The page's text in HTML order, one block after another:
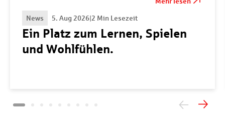
News
5. Aug 2026|2 Min Lesezeit
Ein Platz zum Lernen, Spielen
und Wohlfühlen.